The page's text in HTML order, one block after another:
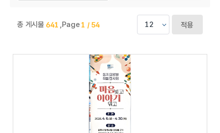
총 게시물 641 ,Page 1 / 54 적용